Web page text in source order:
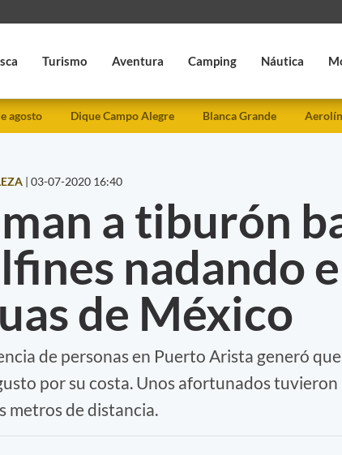
Turismo Aventura Camping Náutica
agosto Dique Campo Alegre Blanca Grande
| 03-07-2020 16:40
a tiburón
nadando
de México
de personas en Puerto Arista generó
por su costa. Unos afortunados
metros de distancia.